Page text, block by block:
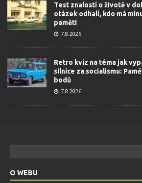
Test znalostí o životě v
otázek odhalí, kdo má
paměti
7.8.2026
Retro kvíz na téma jak
silnice za socialismu:
bodů
7.8.2026
O WEBU